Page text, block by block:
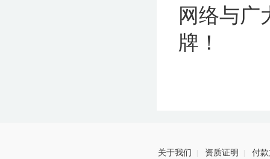
网络与广
牌！
关于我们 资质证明 付